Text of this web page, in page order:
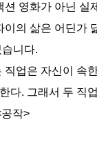
영화가 아닌
의 삶은 어딘가
니다.
직업은 자신이
. 그래서 두 직
작>